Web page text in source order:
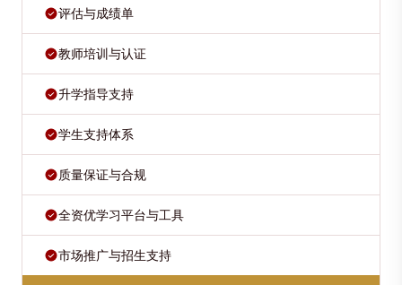
评估与成绩单
教师培训与认证
升学指导支持
学生支持体系
质量保证与合规
全资优学习平台与工具
市场推广与招生支持